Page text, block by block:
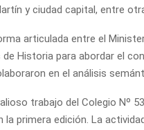
y ciudad capital, entre
articulada entre el
Historia para abordar el
en el análisis
trabajo del Colegio Nº
la primera edición. La